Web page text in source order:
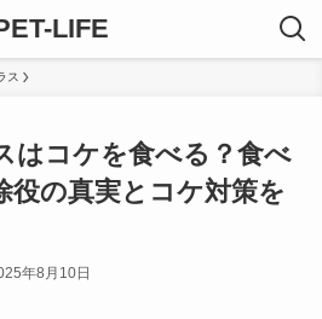
LIFE
ス
はコケを食べる？食べ
役の真実とコケ対策を
年8月10日